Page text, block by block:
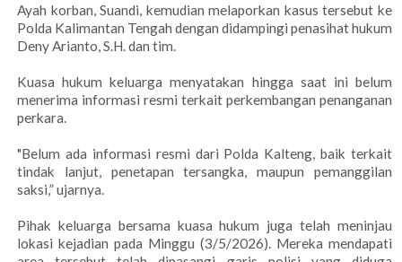
Ayah korban, Suandi, kemudian melaporkan kasus tersebut ke
Polda Kalimantan Tengah dengan didampingi penasihat hukum
Deny Arianto, S.H. dan tim.
Kuasa hukum keluarga menyatakan hingga saat ini belum
menerima informasi resmi terkait perkembangan penanganan
perkara.
"Belum ada informasi resmi dari Polda Kalteng, baik terkait
tindak lanjut, penetapan tersangka, maupun pemanggilan
saksi,” ujarnya.
Pihak keluarga bersama kuasa hukum juga telah meninjau
lokasi kejadian pada Minggu (3/5/2026). Mereka mendapati